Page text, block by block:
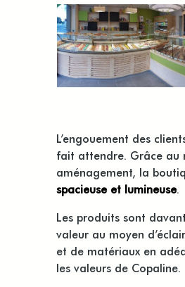
L’engouement des
fait attendre. Grâce au
aménagement, la
spacieuse et lumineuse.
Les produits sont
valeur au moyen
et de matériaux en
les valeurs de Copaline.